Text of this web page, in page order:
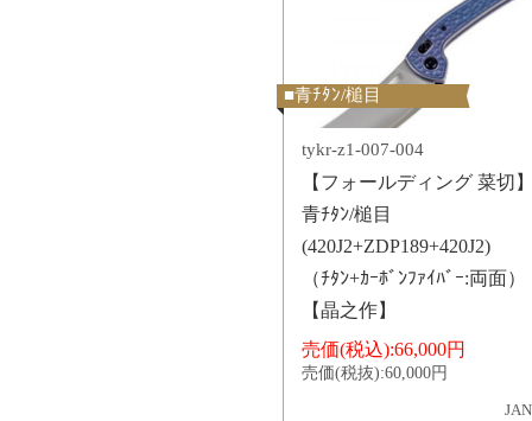
■青ﾁﾀﾝ/槌目
tykr-z1-007-004
【フォールディング 菜切
青ﾁﾀﾝ/槌目
(420J2+ZDP189+420J2)
（ﾁﾀﾝ+ｶｰﾎﾞﾝﾌｧｲﾊﾞｰ:両面）
【晶之作】
売価(税込):66,000円
売価(税抜):60,000円